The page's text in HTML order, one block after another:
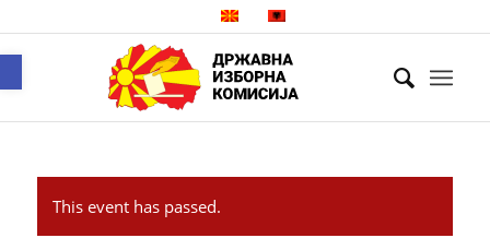
This event has passed.
Open toolbar